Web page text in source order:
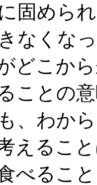
固めら
なくな
どこか
ことの
、わか
えるこ
べるこ